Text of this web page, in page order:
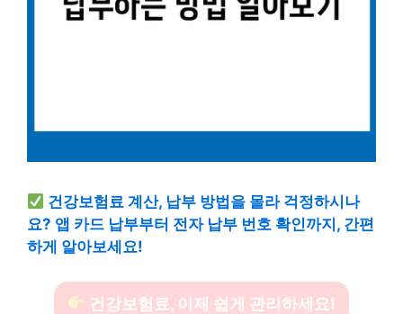
건강보험료 계산, 납부 방법을 몰라 걱정하시나
요? 앱 카드 납부부터 전자 납부 번호 확인까지, 간편
하게 알아보세요!
건강보험료, 이제 쉽게 관리하세요!